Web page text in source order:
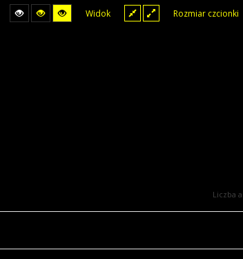
Widok Rozmiar czcionki
Liczba